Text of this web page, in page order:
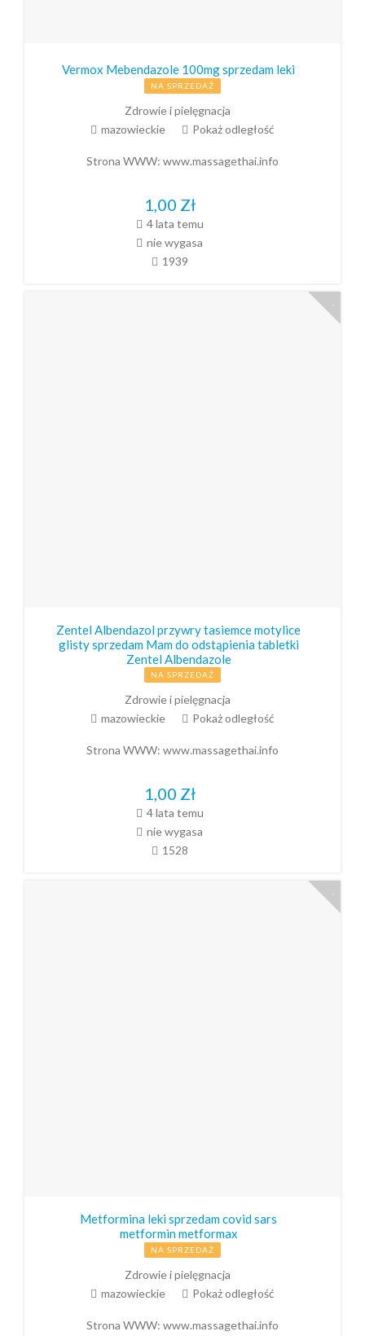
Vermox Mebendazole 100mg sprzedam leki
NA SPRZEDAŻ
Zdrowie i pielęgnacja
mazowieckie
Pokaż odległość
Strona WWW: www.massagethai.info
1,00 Zł
4 lata temu
nie wygasa
1939
Zentel Albendazol przywry tasiemce motylice
glisty sprzedam Mam do odstąpienia tabletki
Zentel Albendazole
NA SPRZEDAŻ
Zdrowie i pielęgnacja
mazowieckie
Pokaż odległość
Strona WWW: www.massagethai.info
1,00 Zł
4 lata temu
nie wygasa
1528
Metformina leki sprzedam covid sars
metformin metformax
NA SPRZEDAŻ
Zdrowie i pielęgnacja
mazowieckie
Pokaż odległość
Strona WWW: www.massagethai.info